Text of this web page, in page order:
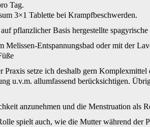
Tag.
3×1 Tablette bei Krampfbeschwerden.
pflanzlicher Basis hergestellte
Melissen-Entspannungsbad oder mit der
Praxis setze ich deshalb gern
u.v.m. allumfassend berücksichtigen.
anzunehmen und die Menstruation als
spielt auch, wie die Mutter während der